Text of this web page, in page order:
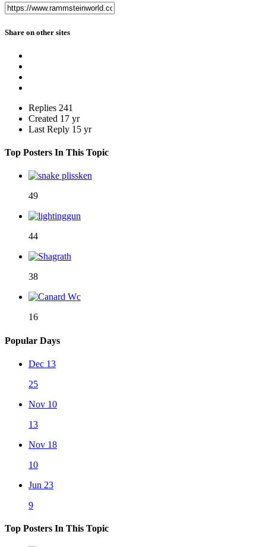
Share on other sites
Replies 241
Created 17 yr
Last Reply 15 yr
Top Posters In This Topic
49
44
38
16
Popular Days
Dec 13
25
Nov 10
13
Nov 18
10
Jun 23
9
Top Posters In This Topic